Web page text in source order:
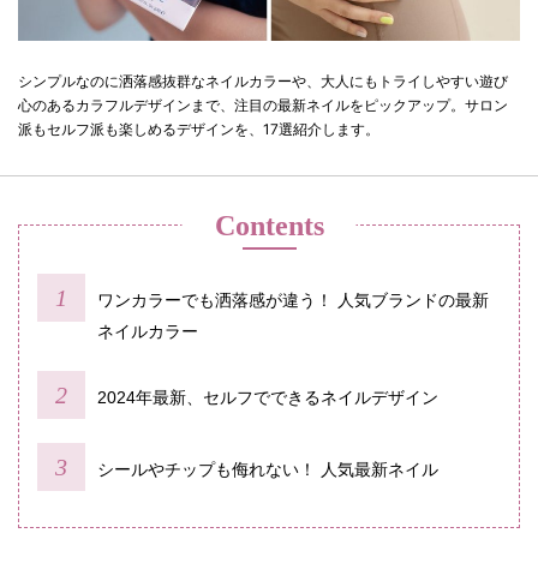
シンプルなのに洒落感抜群なネイルカラーや、大人にもトライしやすい遊び
心のあるカラフルデザインまで、注目の最新ネイルをピックアップ。サロン
派もセルフ派も楽しめるデザインを、17選紹介します。
Contents
ワンカラーでも洒落感が違う！ 人気ブランドの最新
ネイルカラー
2024年最新、セルフでできるネイルデザイン
シールやチップも侮れない！ 人気最新ネイル